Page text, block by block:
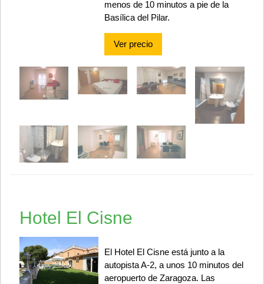
menos de 10 minutos a pie de la
Basílica del Pilar.
Ver precio
Hotel El Cisne
El Hotel El Cisne está junto a la
autopista A-2, a unos 10 minutos del
aeropuerto de Zaragoza. Las